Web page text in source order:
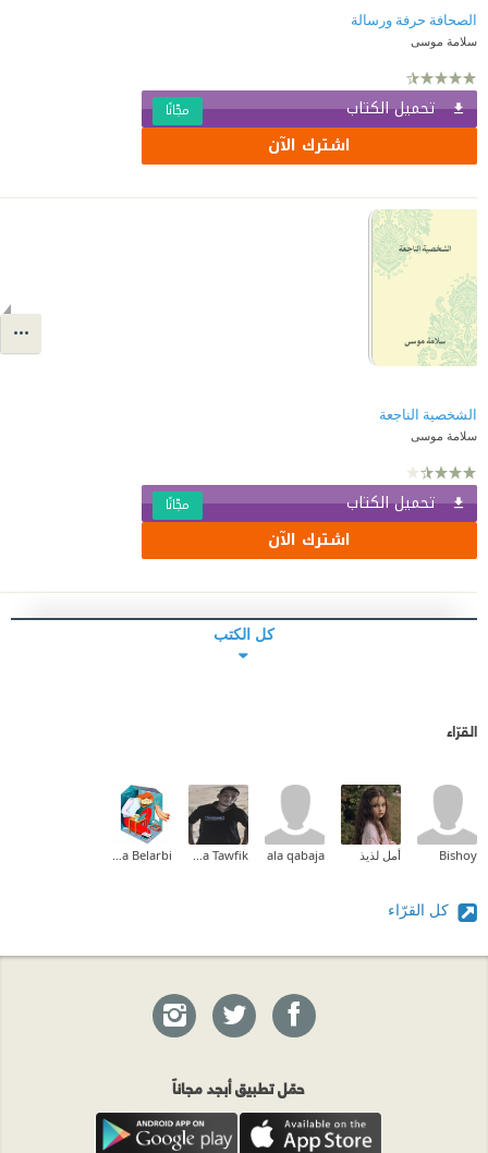
الصحافة حرفة ورسالة
سلامة موسى
تحميل الكتاب مجّانًا
اشترك الآن
الشخصية الناجعة
سلامة موسى
تحميل الكتاب مجّانًا
اشترك الآن
كل الكتب
القرّاء
Bishoy أمل لذيذ ala qabaja
Taha Tawfik
Halima Belarbi
كل القرّاء
حمّل تطبيق أبجد مجاناً